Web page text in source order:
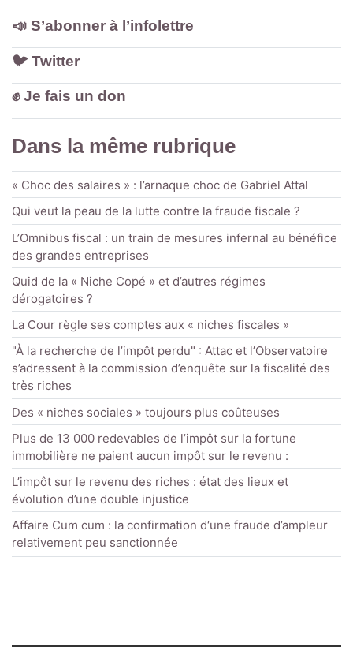
📣 S’abonner à l’infolettre
🐦️ Twitter
✊ Je fais un don
Dans la même rubrique
« Choc des salaires » : l’arnaque choc de Gabriel Attal
Qui veut la peau de la lutte contre la fraude fiscale ?
L’Omnibus fiscal : un train de mesures infernal au bénéfice
des grandes entreprises
Quid de la « Niche Copé » et d’autres régimes
dérogatoires ?
La Cour règle ses comptes aux « niches fiscales »
"À la recherche de l’impôt perdu" : Attac et l’Observatoire
s’adressent à la commission d’enquête sur la fiscalité des
très riches
Des « niches sociales » toujours plus coûteuses
Plus de 13 000 redevables de l’impôt sur la fortune
immobilière ne paient aucun impôt sur le revenu :
L’impôt sur le revenu des riches : état des lieux et
évolution d’une double injustice
Affaire Cum cum : la confirmation d‘une fraude d’ampleur
relativement peu sanctionnée